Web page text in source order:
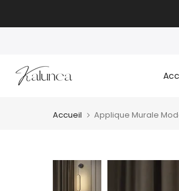
au
Accueil Applique Murale